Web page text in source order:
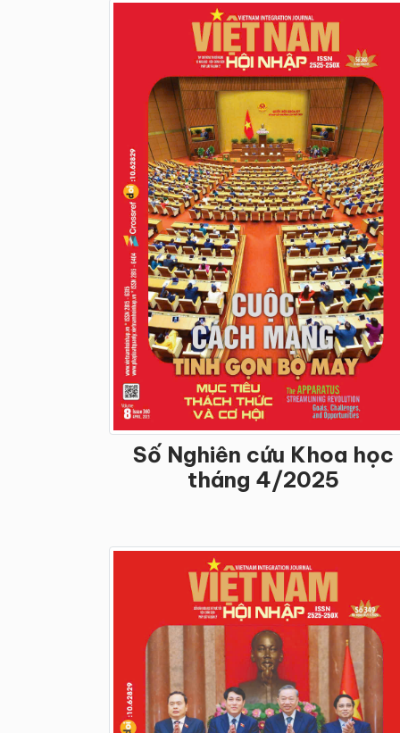
Số Nghiên cứu Khoa học
tháng 4/2025